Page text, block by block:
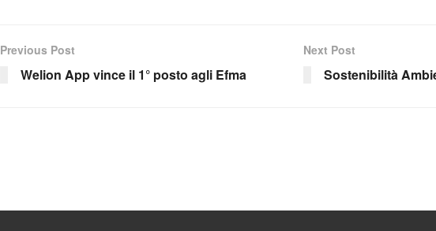
Previous Post
Welion App vince il 1° posto agli Efma
Next Post
Sostenibilità